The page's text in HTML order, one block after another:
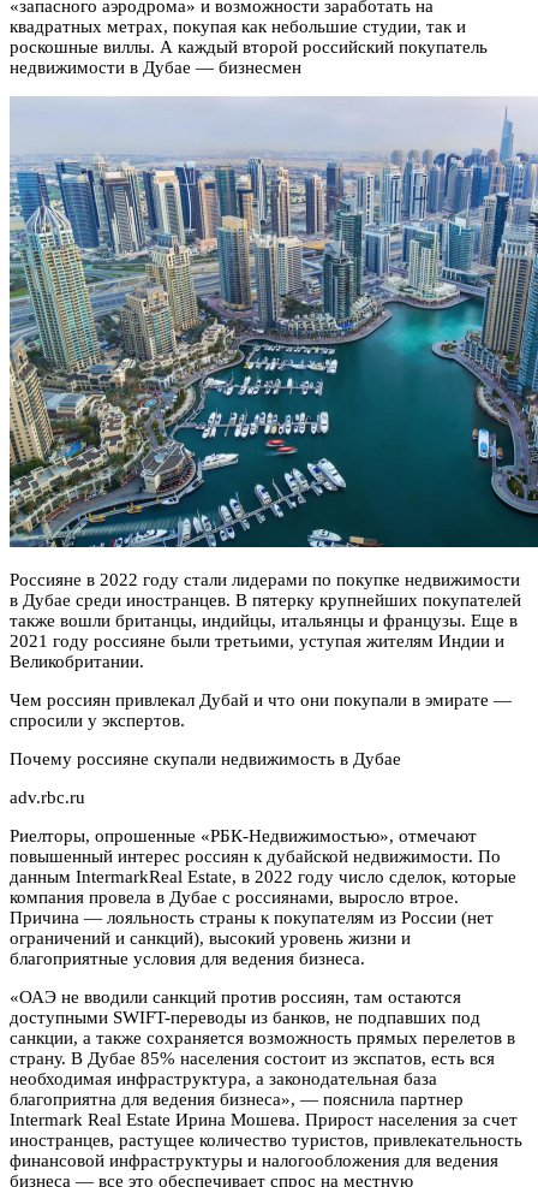
«запасного аэродрома» и возможности заработать на
квадратных метрах, покупая как небольшие студии, так и
роскошные виллы. А каждый второй российский покупатель
недвижимости в Дубае — бизнесмен
Россияне в 2022 году стали лидерами по покупке недвижимости
в Дубае среди иностранцев. В пятерку крупнейших покупателей
также вошли британцы, индийцы, итальянцы и французы. Еще в
2021 году россияне были третьими, уступая жителям Индии и
Великобритании.
Чем россиян привлекал Дубай и что они покупали в эмирате —
спросили у экспертов.
Почему россияне скупали недвижимость в Дубае
adv.rbc.ru
Риелторы, опрошенные «РБК-Недвижимостью», отмечают
повышенный интерес россиян к дубайской недвижимости. По
данным IntermarkReal Estate, в 2022 году число сделок, которые
компания провела в Дубае с россиянами, выросло втрое.
Причина — лояльность страны к покупателям из России (нет
ограничений и санкций), высокий уровень жизни и
благоприятные условия для ведения бизнеса.
«ОАЭ не вводили санкций против россиян, там остаются
доступными SWIFT-переводы из банков, не подпавших под
санкции, а также сохраняется возможность прямых перелетов в
страну. В Дубае 85% населения состоит из экспатов, есть вся
необходимая инфраструктура, а законодательная база
благоприятна для ведения бизнеса», — пояснила партнер
Intermark Real Estate Ирина Мошева. Прирост населения за счет
иностранцев, растущее количество туристов, привлекательность
финансовой инфраструктуры и налогообложения для ведения
бизнеса — все это обеспечивает спрос на местную